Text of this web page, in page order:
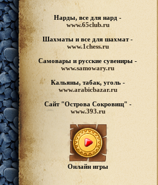
Нарды, все для нард -
www.65club.ru
Шахматы и все для шахмат -
www.1chess.ru
Самовары и русские сувениры -
www.samowary.ru
Кальяны, табак, уголь -
www.arabicbazar.ru
Сайт "Острова Сокровищ" -
www.393.ru
Онлайн игры